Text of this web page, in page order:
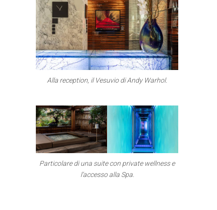
Alla reception, il Vesuvio di Andy Warhol.
Particolare di una suite con private wellness e
l’accesso alla Spa.